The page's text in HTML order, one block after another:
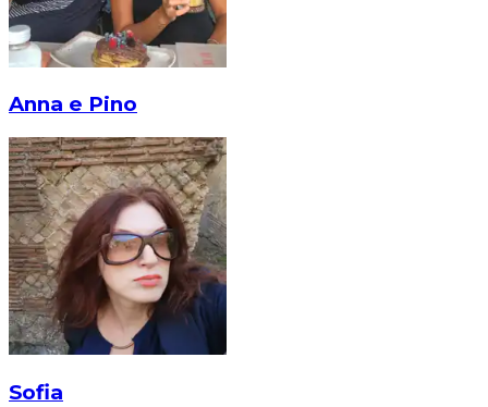
Anna e Pino
Sofia